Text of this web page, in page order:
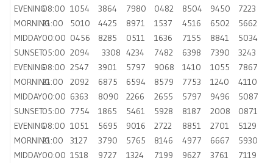
EVENING08:00 1054 3864 7980 0482 8504 9450
7223
MORNING21:00 5010 4425 8971 1537 4516 6502
5662
MIDDAY00:00 0456 8285 0511 1636 7155 8841
5034
SUNSET05:00 2094 3308 4234 7482 6398 7390
3243
EVENING08:00 2547 3901 5797 9068 1410 1055
7867
MORNING21:00 2092 6875 6594 8579 7753 1240
4110
MIDDAY00:00 6363 8090 2266 2655 5797 9496
5087
SUNSET05:00 7754 1865 5461 5928 8187 2008
0871
EVENING08:00 1051 5695 9016 2722 8851 2701
5129
MORNING21:00 3127 3790 5765 8146 4977 6667
5930
MIDDAY00:00 1518 9727 1324 7199 9627 3761
7119